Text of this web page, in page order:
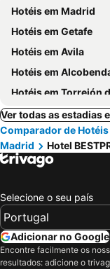
Hotéis em Madrid
Hotéis em Getafe
Hotéis em Avila
Hotéis em
Hotéis em Torrejón
Ver todas as estadias
Comparador de Hotéis
Madrid
Hotel
Selecione o seu país
Adicionar no Google
Encontre facilmente os
resultados: adicione o